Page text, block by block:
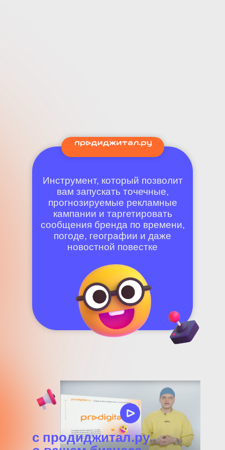
Инструмент, который позволит
вам запускать точечные,
прогнозируемые рекламные
кампании и таргетировать
сообщения бренда по времени,
погоде, географии и даже
новостной повестке
с продиджитал.ру